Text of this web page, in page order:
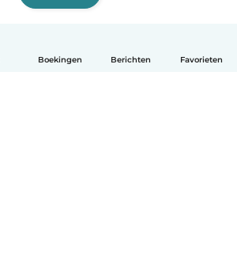
Boekingen Berichten Favorieten